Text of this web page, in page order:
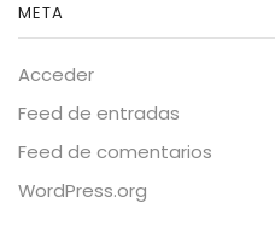
META
Acceder
Feed de entradas
Feed de comentarios
WordPress.org